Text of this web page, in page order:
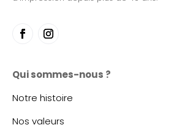
Qui sommes-nous ?
Notre histoire
Nos valeurs